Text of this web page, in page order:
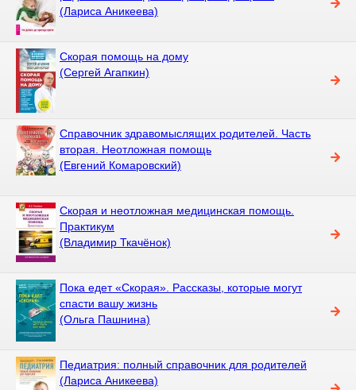
(Лариса Аникеева)
Скорая помощь на дому
(Сергей Агапкин)
Справочник здравомыслящих родителей. Часть
вторая. Неотложная помощь
(Евгений Комаровский)
Скорая и неотложная медицинская помощь.
Практикум
(Владимир Ткачёнок)
Пока едет «Скорая». Рассказы, которые могут
спасти вашу жизнь
(Ольга Пашнина)
Педиатрия: полный справочник для родителей
(Лариса Аникеева)